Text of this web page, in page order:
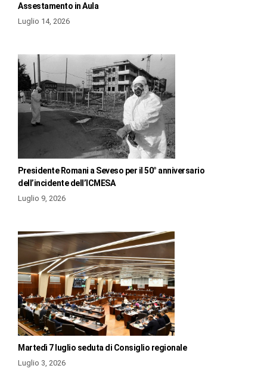
Assestamento in Aula
Luglio 14, 2026
Presidente Romani a Seveso per il 50° anniversario
dell’incidente dell’ICMESA
Luglio 9, 2026
Martedì 7 luglio seduta di Consiglio regionale
Luglio 3, 2026